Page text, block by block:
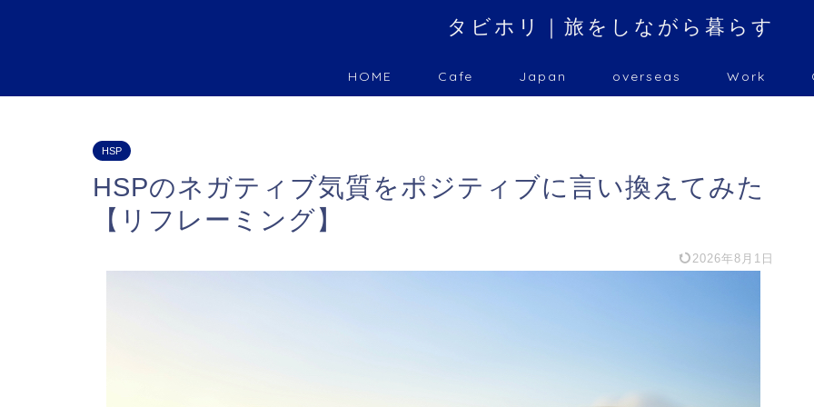
タビホリ｜旅をしながら暮らす
HOME Cafe Japan overseas Work
HSP
HSPのネガティブ気質をポジティブに言い換えてみた
【リフレーミング】
2026年8月1日